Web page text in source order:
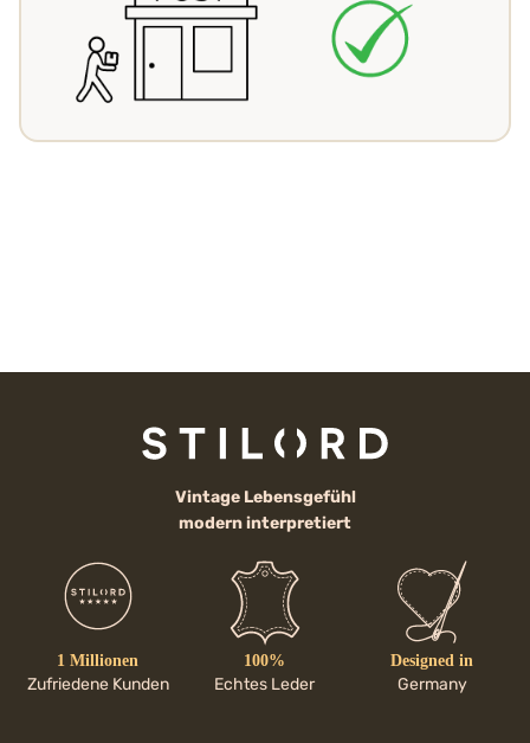
Vintage Lebensgefühl
modern interpretiert
1 Millionen
Zufriedene Kunden
100%
Echtes Leder
Designed in
Germany